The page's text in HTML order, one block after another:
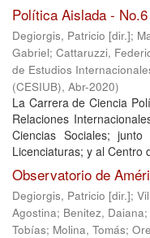
Política Aislada -
Degiorgis, Patricio [dir.];
Gabriel; Cattaruzzi,
de Estudios
(CESIUB), Abr-2020)
La Carrera de Ciencia
Relaciones
Ciencias Sociales;
Licenciaturas; y al Centro
Observatorio de
Degiorgis, Patricio [dir.];
Agostina; Benitez, Daiana;
Tobías; Molina, Tomás;